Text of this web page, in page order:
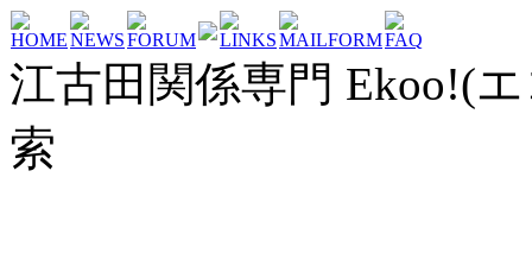
HOMENEWSFORUM LINKSMAILFORMFAQ
江古田関係専門 Ekoo!(
索